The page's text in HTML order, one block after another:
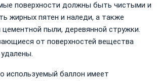
поверхности должны быть чистыми и
жирных пятен и наледи, а также
цементной пыли, деревянной стружки.
от поверхностей вещества
используемый баллон имеет